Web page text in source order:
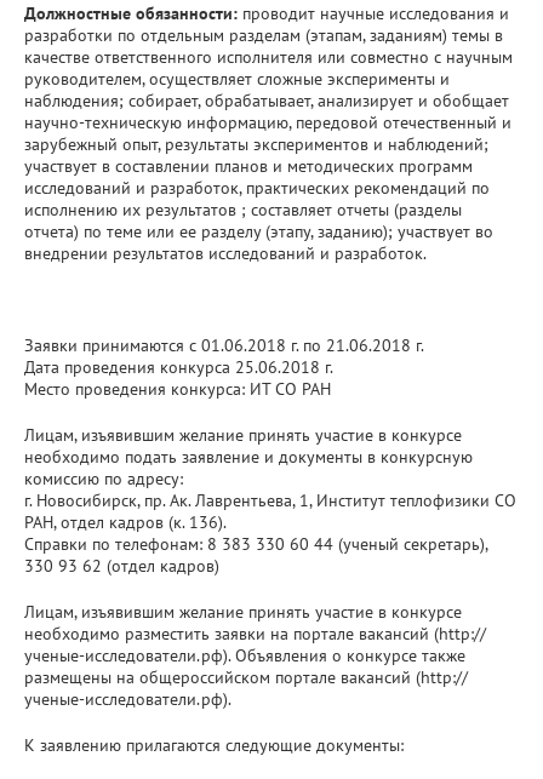
Должностные обязанности: проводит научные исследования и
разработки по отдельным разделам (этапам, заданиям) темы в
качестве ответственного исполнителя или совместно с научным
руководителем, осуществляет сложные эксперименты и
наблюдения; собирает, обрабатывает, анализирует и обобщает
научно-техническую информацию, передовой отечественный и
зарубежный опыт, результаты экспериментов и наблюдений;
участвует в составлении планов и методических программ
исследований и разработок, практических рекомендаций по
исполнению их результатов ; составляет отчеты (разделы
отчета) по теме или ее разделу (этапу, заданию); участвует во
внедрении результатов исследований и разработок.
Заявки принимаются с 01.06.2018 г. по 21.06.2018 г.
Дата проведения конкурса 25.06.2018 г.
Место проведения конкурса: ИТ СО РАН
Лицам, изъявившим желание принять участие в конкурсе
необходимо подать заявление и документы в конкурсную
комиссию по адресу:
г. Новосибирск, пр. Ак. Лаврентьева, 1, Институт теплофизики СО
РАН, отдел кадров (к. 136).
Справки по телефонам: 8 383 330 60 44 (ученый секретарь),
330 93 62 (отдел кадров)
Лицам, изъявившим желание принять участие в конкурсе
необходимо разместить заявки на портале вакансий (http://
ученые-исследователи.рф). Объявления о конкурсе также
размещены на общероссийском портале вакансий (http://
ученые-исследователи.рф).
К заявлению прилагаются следующие документы: